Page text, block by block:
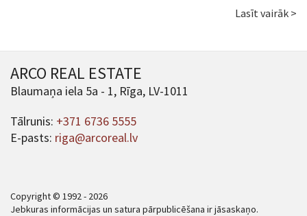
Lasīt vairāk >
ARCO REAL ESTATE
Blaumaņa iela 5a - 1, Rīga, LV-1011
Tālrunis: +371 6736 5555
E-pasts: riga@arcoreal.lv
Copyright © 1992 - 2026
Jebkuras informācijas un satura pārpublicēšana ir jāsaskaņo.